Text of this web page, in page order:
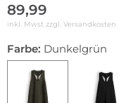
89,99
inkl. Mwst zzgl. Versandkosten
Farbe: Dunkelgrün